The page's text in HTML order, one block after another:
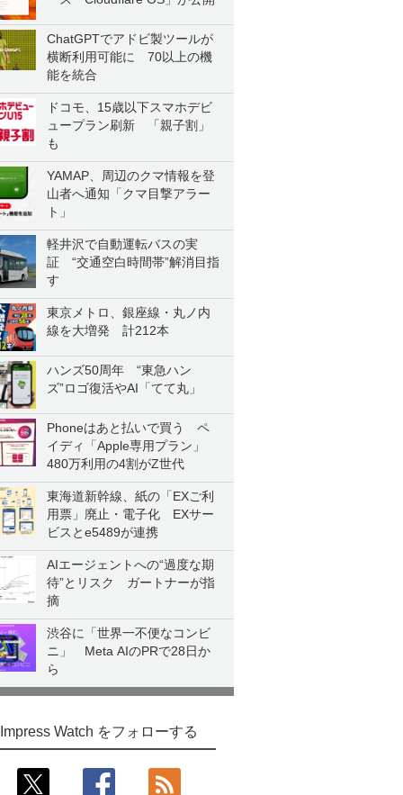
ChatGPTでアドビ製ツールが
横断利用可能に 70以上の機
能を統合
ドコモ、15歳以下スマホデビ
ュープラン刷新 「親子割」
も
YAMAP、周辺のクマ情報を登
山者へ通知「クマ目撃アラー
ト」
軽井沢で自動運転バスの実
証 “交通空白時間帯”解消目指
す
東京メトロ、銀座線・丸ノ内
線を大増発 計212本
ハンズ50周年 “東急ハン
ズ”ロゴ復活やAI「てて丸」
Phoneはあと払いで買う ペ
イディ「Apple専用プラン」
480万利用の4割がZ世代
東海道新幹線、紙の「EXご利
用票」廃止・電子化 EXサー
ビスとe5489が連携
AIエージェントへの“過度な期
待”とリスク ガートナーが指
摘
渋谷に「世界一不便なコンビ
ニ」 Meta AIのPRで28日か
ら
Impress Watch をフォローする